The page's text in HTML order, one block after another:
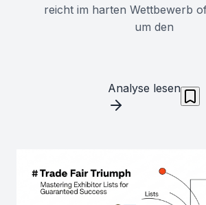
reicht im harten Wettbewerb
um den
Analyse lesen